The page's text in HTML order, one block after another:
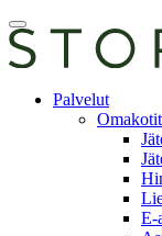
Skip
to
content
Avaa
päävalikko
asiointiPalvelut
E-